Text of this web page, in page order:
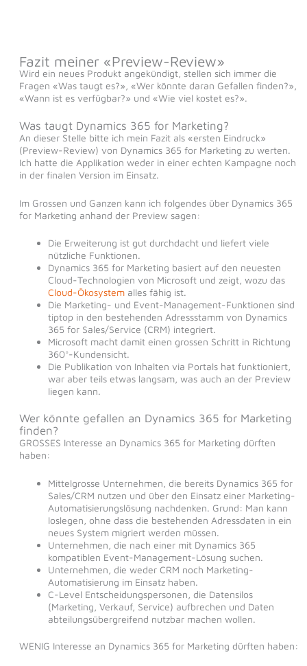
Fazit meiner «Preview-Review»
Wird ein neues Produkt angekündigt, stellen sich immer die
Fragen «Was taugt es?», «Wer könnte daran Gefallen finden?»,
«Wann ist es verfügbar?» und «Wie viel kostet es?».
Was taugt Dynamics 365 for Marketing?
An dieser Stelle bitte ich mein Fazit als «ersten Eindruck»
(Preview-Review) von Dynamics 365 for Marketing zu werten.
Ich hatte die Applikation weder in einer echten Kampagne noch
in der finalen Version im Einsatz.
Im Grossen und Ganzen kann ich folgendes über Dynamics 365
for Marketing anhand der Preview sagen:
Die Erweiterung ist gut durchdacht und liefert viele
nützliche Funktionen.
Dynamics 365 for Marketing basiert auf den neuesten
Cloud-Technologien von Microsoft und zeigt, wozu das
Cloud-Ökosystemalles fähig ist.
Die Marketing- und Event-Management-Funktionen sind
tiptop in den bestehenden Adressstamm von Dynamics
365 for Sales/Service (CRM) integriert.
Microsoft macht damit einen grossen Schritt in Richtung
360°-Kundensicht.
Die Publikation von Inhalten via Portals hat funktioniert,
war aber teils etwas langsam, was auch an der Preview
liegen kann.
Wer könnte gefallen an Dynamics 365 for Marketing
finden?
GROSSES Interesse an Dynamics 365 for Marketing dürften
haben:
Mittelgrosse Unternehmen, die bereits Dynamics 365 for
Sales/CRM nutzen und über den Einsatz einer Marketing-
Automatisierungslösung nachdenken. Grund: Man kann
loslegen, ohne dass die bestehenden Adressdaten in ein
neues System migriert werden müssen.
Unternehmen, die nach einer mit Dynamics 365
kompatiblen Event-Management-Lösung suchen.
Unternehmen, die weder CRM noch Marketing-
Automatisierung im Einsatz haben.
C-Level Entscheidungspersonen, die Datensilos
(Marketing, Verkauf, Service) aufbrechen und Daten
abteilungsübergreifend nutzbar machen wollen.
WENIG Interesse an Dynamics 365 for Marketing dürften haben: